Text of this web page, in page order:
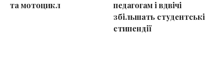
та мотоцикл
педагогам і вдвічі
збільшать студентські
стипендії